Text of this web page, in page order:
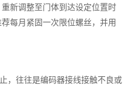
新调整至门体到达设定位置时
每月紧固一次限位螺丝，并用
，往往是编码器接线接触不良或